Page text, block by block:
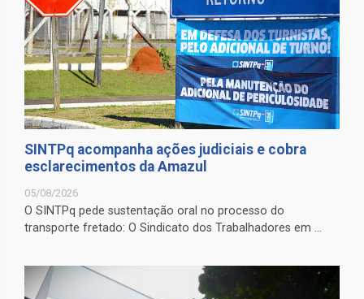
SINTPq acompanha ações judiciais e cobra
esclarecimentos da Amazul
05/08/2026
O SINTPq pede sustentação oral no processo do
transporte fretado: O Sindicato dos Trabalhadores em ...